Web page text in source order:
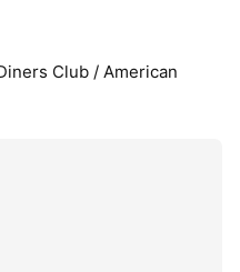
Club / American